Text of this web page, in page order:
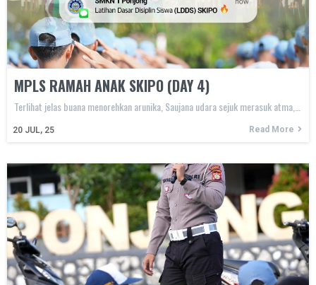
MPLS RAMAH ANAK SKIPO (DAY 4)
20 JUL, 25
Terlihat jelas buana menorehkan arunika, Saujana udara sejuk merasuk atma,…
Read More